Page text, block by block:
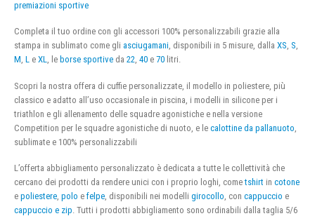
premiazioni sportive
Completa il tuo ordine con gli accessori 100% personalizzabili grazie alla
stampa in sublimato come gli asciugamani, disponibili in 5 misure, dalla XS, S,
M, L e XL, le borse sportive da 22, 40 e 70 litri.
Scopri la nostra offera di cuffie personalizzate, il modello in poliestere, più
classico e adatto all’uso occasionale in piscina, i modelli in silicone per i
triathlon e gli allenamento delle squadre agonistiche e nella versione
Competition per le squadre agonistiche di nuoto, e le calottine da pallanuoto
sublimate e 100% personalizzabili
L’offerta abbigliamento personalizzato è dedicata a tutte le collettività che
cercano dei prodotti da rendere unici con i proprio loghi, cometshirt in cotone
e poliestere polo e felpe , disponibili nei modelli girocollo , con cappuccio e
cappuccio e zip . Tutti i prodotti abbigliamento sono ordinabili dalla taglia 5/6